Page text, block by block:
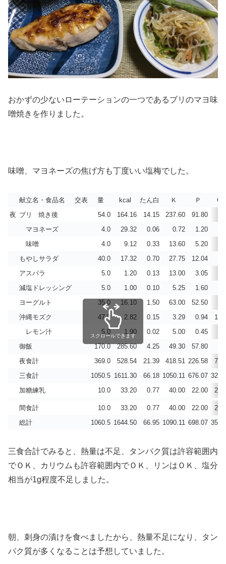
おかずの少ないローテーションの一つであるブリのマヨ味
噌焼きを作りました。
味噌、マヨネーズの焦げ方も丁度いい塩梅でした。
献立名・食品名 交表 量 kcal たん白 Ｋ Ｐ
Ca
夜 ブリ 焼き後 54.0 164.16 14.15 237.60 91.80
マヨネーズ
4.0 29.32 0.06 0.72 1.20
味噌
4.0 9.12 0.33 13.60 5.20
もやしサラダ
40.0 17.32 0.70 27.75 12.04
アスパラ
5.0 1.20 0.13 13.00 3.05
減塩ドレッシング
5.0 1.00 0.10 5.25 1.60
ヨーグルト
35.0 16.10 1.50 63.00 52.50
沖縄モズク
47.0 2.82 0.15 3.29 0.94
レモン汁
5.0 1.90 0.02 5.00 0.45
御飯
170.0 285.60 4.25 49.30 57.80
夜食計
369.0 528.54 21.39 418.51 226.58
三食計
1050.5 1611.30 66.18 1050.11 676.07
加糖練乳
10.0 33.20 0.77 40.00 22.00
間食計 10.0 33.20 0.77 40.00 22.00
総計
1060.5 1644.50 66.95 1090.11 698.07
スクロールできます
三食合計でみると、熱量は不足、タンパク質は許容範囲内
でＯＫ、カリウムも許容範囲内でＯＫ、リンはＯＫ、塩分
相当が1g程度不足しました。
朝、刺身の漬けを食べましたから、熱量不足になり、タン
パク質が多くなることは予想していました。